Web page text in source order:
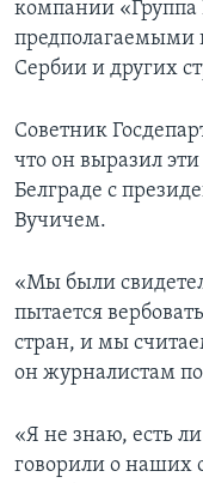
компании «Группа
предполагаемыми
Сербии и других
Советник
что он выразил
Белграде с
Вучичем.
«Мы были
пытается
стран, и мы
он журналистам
«Я не знаю, есть
говорили о наших